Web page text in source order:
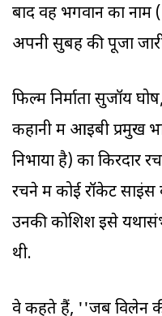
बाद वह भगवान का नाम
अपनी सुबह की पूजा
फिल्म निर्माता सुजॉय
कहानी में आइबी प्रमुख
निभाया है) का किरदार
रचने में कोई रॉकेट साइंस
उनकी कोशिश इसे
थी.
वे कहते हैं, ''जब विलेन